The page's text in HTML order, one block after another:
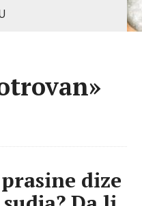
dize